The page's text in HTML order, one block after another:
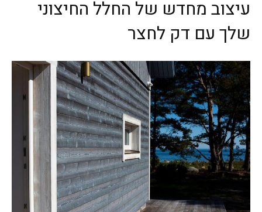
עיצוב מחדש של החלל החיצוני
שלך עם דק לחצר